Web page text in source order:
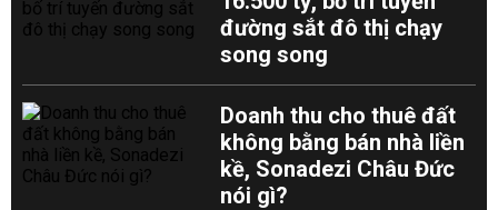
đường sắt đô thị chạy
song song
Doanh thu cho thuê đất
không bằng bán nhà liền
kề, Sonadezi Châu Đức
nói gì?